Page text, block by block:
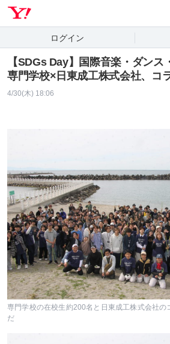
ログイン
【SDGs Day】国際音楽・ダンス
専門学校×日東成工株式会社、コ
4/30(木) 18:06
専門学校の在校生約200名と日東成工株式会社の
だ